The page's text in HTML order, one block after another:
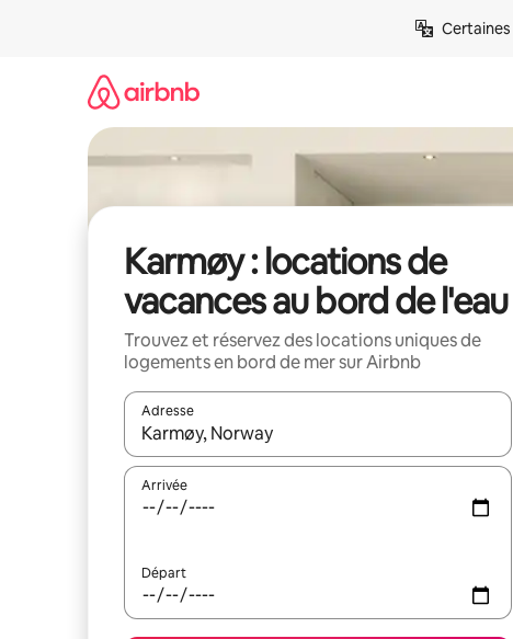
Karmøy : locations de
vacances au bord de l'eau
Trouvez et réservez des locations uniques de
logements en bord de mer sur Airbnb
Adresse
Lorsque les résultats s'affichent, utilisez les flèches
Arrivée
Départ